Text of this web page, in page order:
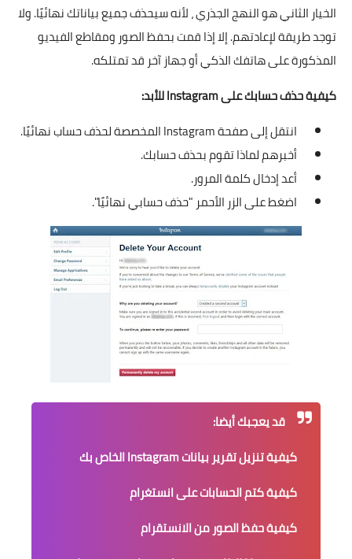
الخيار الثاني هو النهج الجذري ، لأنه سيحذف جميع بياناتك نهائيًا. ولا
توجد طريقة لإعادتهم. إلا إذا قمت بحفظ الصور ومقاطع الفيديو
المذكورة على هاتفك الذكي أو جهاز آخر قد تمتلكه.
كيفية حذف حسابك على Instagram للأبد:
انتقل إلىصفحة المخصصة لحذف حساب نهائيًا.
أخبرهم لماذا تقوم بحذف حسابك.
أعد إدخال كلمة المرور.
اضغط على الزر الأحمر "حذف حسابي نهائيًا".
قد يعجبك أيضا:
كيفية تنزيل تقرير بيانات Instagram الخاص بك
كيفية كتم الحسابات على انستغرام
كيفية حفظ الصور من الانستقرام